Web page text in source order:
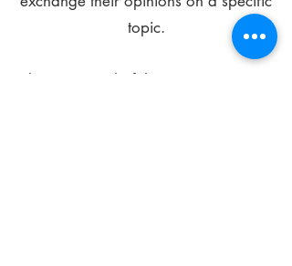
topic.
The main goal of these meetings is to